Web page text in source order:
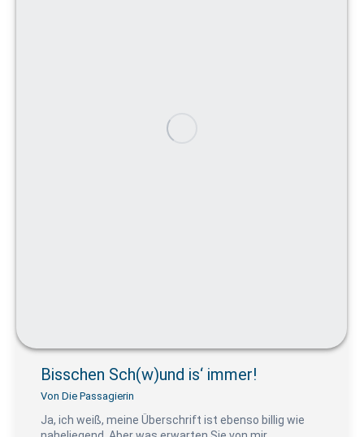
Bisschen Sch(w)und is‘ immer!
Von Die Passagierin
Ja, ich weiß, meine Überschrift ist ebenso billig wie